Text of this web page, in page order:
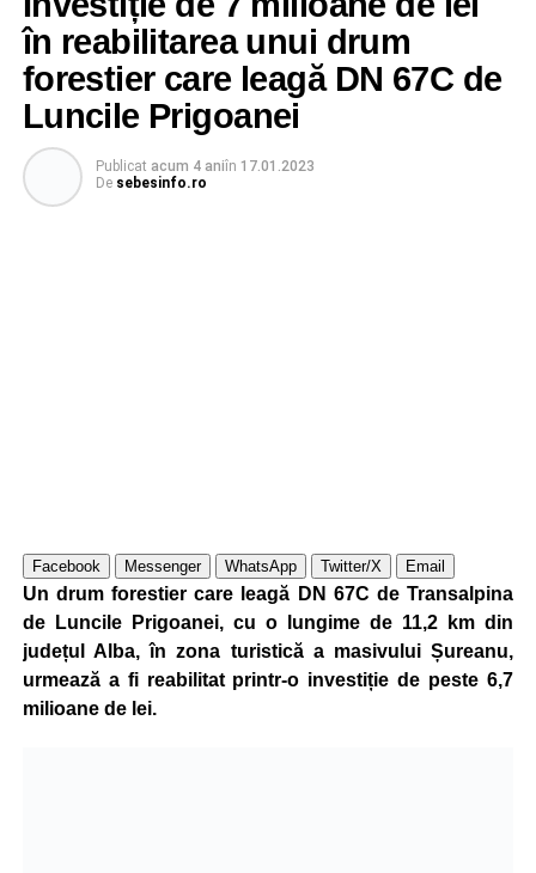
în reabilitarea unui drum
forestier care leagă DN 67C de
Luncile Prigoanei
Publicat acum 4 aniîn 17.01.2023
De sebesinfo.ro
Facebook Messenger WhatsApp Twitter/X Email
Un drum forestier care leagă DN 67C de Transalpina
de Luncile Prigoanei, cu o lungime de 11,2 km din
județul Alba, în zona turistică a masivului Șureanu,
urmează a fi reabilitat printr-o investiție de peste 6,7
milioane de lei.